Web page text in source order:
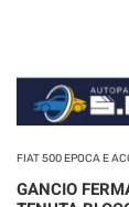
FIAT 500 EPOCA E
GANCIO